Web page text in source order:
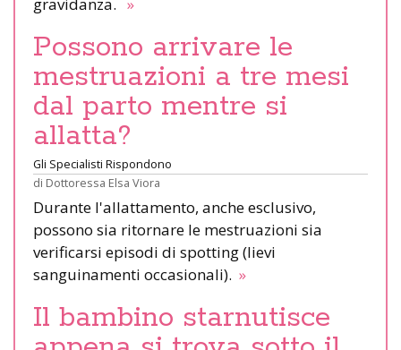
Possono arrivare le
mestruazioni a tre mesi
dal parto mentre si
allatta?
Gli Specialisti Rispondono
di Dottoressa Elsa Viora
Durante l'allattamento, anche esclusivo,
possono sia ritornare le mestruazioni sia
verificarsi episodi di spotting (lievi
sanguinamenti occasionali). »
Il bambino starnutisce